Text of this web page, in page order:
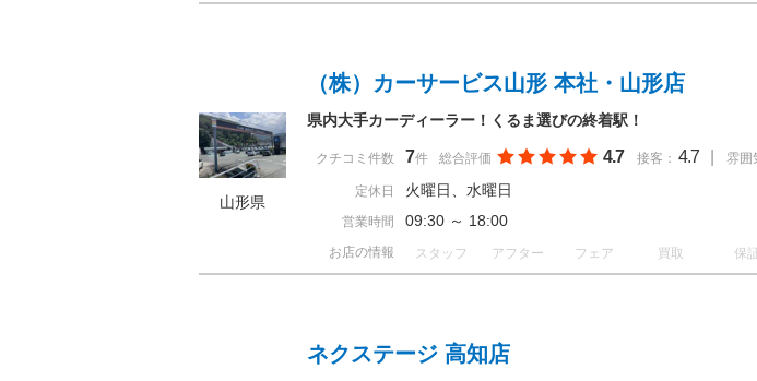
山形県
（株）カーサービス山形 本社・山形店
県内大手カーディーラー！くるま選びの終着駅！
クチコミ件数 7件 総合評価 4.7 接客： 4.7 雰囲
定休日 火曜日、水曜日
営業時間 09:30 ～ 18:00
お店の情報 スタッフ アフター フェア 買取 保
ネクステージ 高知店